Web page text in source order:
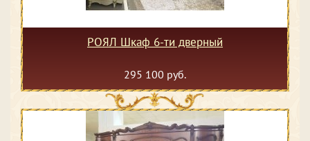
РОЯЛ Шкаф 6-ти дверный
295 100 руб.